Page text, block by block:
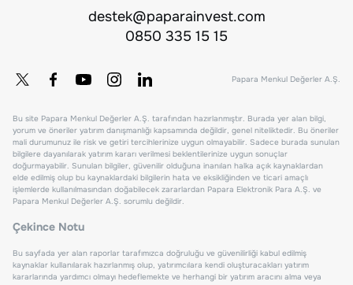
destek@paparainvest.com
0850 335 15 15
Papara Menkul Değerler A.Ş.
Bu site Papara Menkul Değerler A.Ş. tarafından hazırlanmıştır. Burada yer alan bilgi,
yorum ve öneriler yatırım danışmanlığı kapsamında değildir, genel niteliktedir. Bu öneriler
mali durumunuz ile risk ve getiri tercihlerinize uygun olmayabilir. Sadece burada sunulan
bilgilere dayanılarak yatırım kararı verilmesi beklentilerinize uygun sonuçlar
doğurmayabilir. Sunulan bilgiler, güvenilir olduğuna inanılan halka açık kaynaklardan
elde edilmiş olup bu kaynaklardaki bilgilerin hata ve eksikliğinden ve ticari amaçlı
işlemlerde kullanılmasından doğabilecek zararlardan Papara Elektronik Para A.Ş. ve
Papara Menkul Değerler A.Ş. sorumlu değildir.
Çekince Notu
Bu sayfada yer alan raporlar tarafımızca doğruluğu ve güvenilirliği kabul edilmiş
kaynaklar kullanılarak hazırlanmış olup, yatırımcılara kendi oluşturacakları yatırım
kararlarında yardımcı olmayı hedeflemekte ve herhangi bir yatırım aracını alma veya